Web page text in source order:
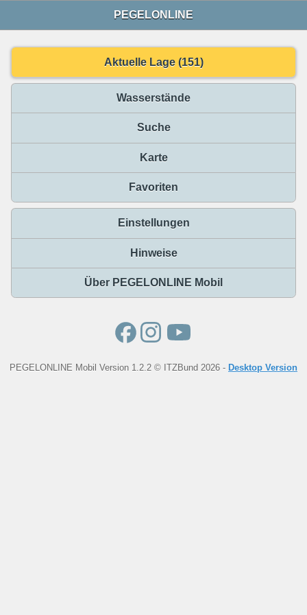
PEGELONLINE
Aktuelle Lage (151)
Wasserstände
Suche
Karte
Favoriten
Einstellungen
Hinweise
Über PEGELONLINE Mobil
PEGELONLINE Mobil Version 1.2.2 © ITZBund 2026 - Desktop Version